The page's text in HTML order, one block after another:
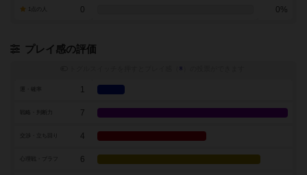
0 0%
プレイ感の評価
※
1
戦略・判断力 7
4
6